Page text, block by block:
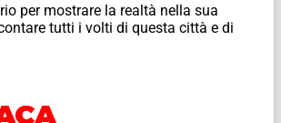
per mostrare la realtà nella sua
tutti i volti di questa città e di